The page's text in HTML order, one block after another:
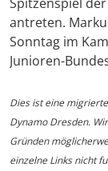
antreten.
Sonntag im
Junioren-
Dies ist eine
Dynamo Dresden.
Gründen
einzelne Links nicht